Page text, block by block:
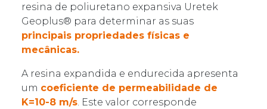
resina de poliuretano expansiva Uretek
Geoplus® para determinar as suas
principais propriedades físicas e
mecânicas.
A resina expandida e endurecida apresenta
um coeficiente de permeabilidade de
K=10-8 m/s . Este valor corresponde